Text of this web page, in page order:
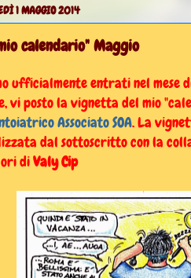
1 MAGGIO 2014
calendario" Maggio
ufficialmente entrati nel mese
vi posto la vignetta del mio
Associato SOA. La
dal sottoscritto con la
diValy Cip